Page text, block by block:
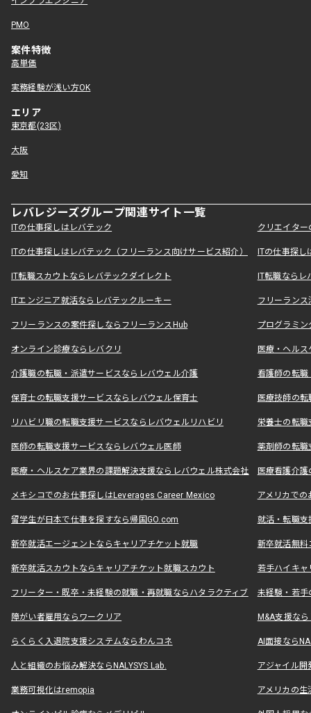
PMO
案件特徴
高単価
実務経験が浅い方OK
エリア
東京都(23区)
大阪
愛知
レバレジーズグループ関連サイト一覧
ITの仕事探しはレバテック クリエイタ
ITの仕事探しはレバテック（フリーランス向けサービス紹介） ITの仕事探
IT転職スカウトならレバテックダイレクト IT転職なら
ITエンジニア就活ならレバテックルーキー フリーラン
フリーランスの案件探しならフリーランスHub プログラミ
オンライン診療ならレバクリ 医療・ヘル
介護職の転職・派遣サービスならレバウェル介護 看護師の転
保育士の転職支援サービスならレバウェル保育士 医療技師の
リハビリ職の転職支援サービスならレバウェルリハビリ 栄養士の転
医師の転職支援サービスならレバウェル医師 薬剤師の転
医療・ヘルスケア業界の課題解決支援ならレバウェル株式会社 医療看護介
メキシコでのお仕事探しはLeverages Career Mexico アメリカで
留学生が日本で仕事を探すなら帰国GO.com 就活・転職
新卒就活エージェントならキャリアチケット就職 新卒就活無料
新卒就活スカウトならキャリアチケット就職スカウト 若手ハイキ
フリーター・既卒・未経験の就職・再就職ならハタラクティブ 未経験・若手
障がい者雇用ならワークリア M&A支援な
らくらく入退院支援システムならわんコネ AI面接なら
人と組織のお悩み解決ならNALYSYS Lab. アジャイル
業務可視化はremopia アメリカの